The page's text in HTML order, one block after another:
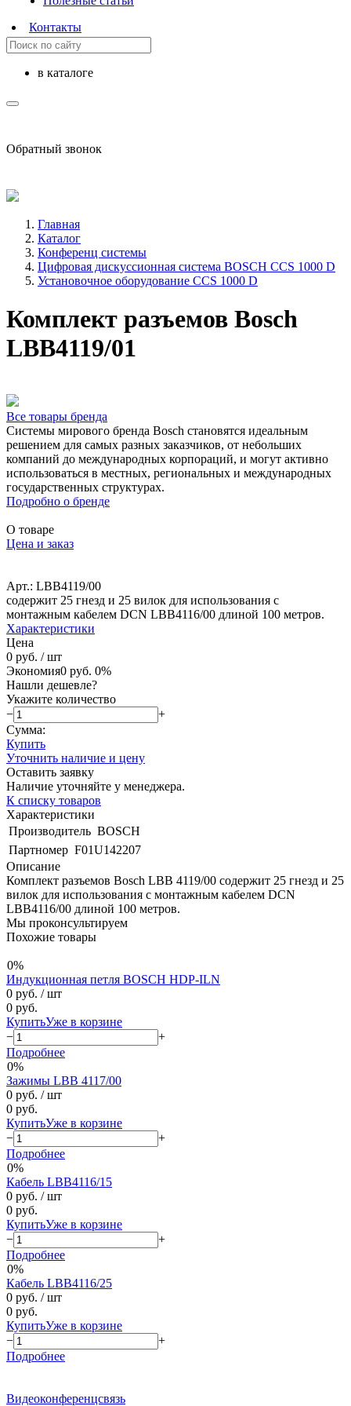
Контакты
в каталоге
Обратный звонок
Главная
Каталог
Конференц системы
Цифровая дискуссионная система BOSCH CCS 1000 D
Установочное оборудование CCS 1000 D
Комплект разъемов Bosch
LBB4119/01
Все товары бренда
Системы мирового бренда Bosch становятся идеальным
решением для самых разных заказчиков, от небольших
компаний до международных корпораций, и могут активно
использоваться в местных, региональных и международных
государственных структурах.
Подробно о бренде
О товаре
Цена и заказ
Арт.: LBB4119/00
содержит 25 гнезд и 25 вилок для использования с
монтажным кабелем DCN LBB4116/00 длиной 100 метров.
Характеристики
Цена
0 руб. / шт
Экономия0 руб. 0%
Нашли дешевле?
Укажите количество
−
+
Сумма:
Купить
Уточнить наличие и цену
Оставить заявку
Наличие уточняйте у менеджера.
К списку товаров
Характеристики
Производитель BOSCH
Партномер F01U142207
Описание
Комплект разъемов Bosch LBB 4119/00 содержит 25 гнезд и 25
вилок для использования с монтажным кабелем DCN
LBB4116/00 длиной 100 метров.
Мы проконсультируем
Похожие товары
0%
Индукционная петля BOSCH HDP-ILN
0 руб. / шт
0 руб.
КупитьУже в корзине
−
+
Подробнее
0%
Зажимы LBB 4117/00
0 руб. / шт
0 руб.
КупитьУже в корзине
−
+
Подробнее
0%
Кабель LBB4116/15
0 руб. / шт
0 руб.
КупитьУже в корзине
−
+
Подробнее
0%
Кабель LBB4116/25
0 руб. / шт
0 руб.
КупитьУже в корзине
−
+
Подробнее
Видеоконференцсвязь